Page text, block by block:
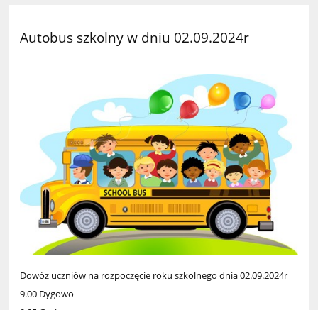
Autobus szkolny w dniu 02.09.2024r
Dowóz uczniów na rozpoczęcie roku szkolnego dnia 02.09.2024r
9.00 Dygowo